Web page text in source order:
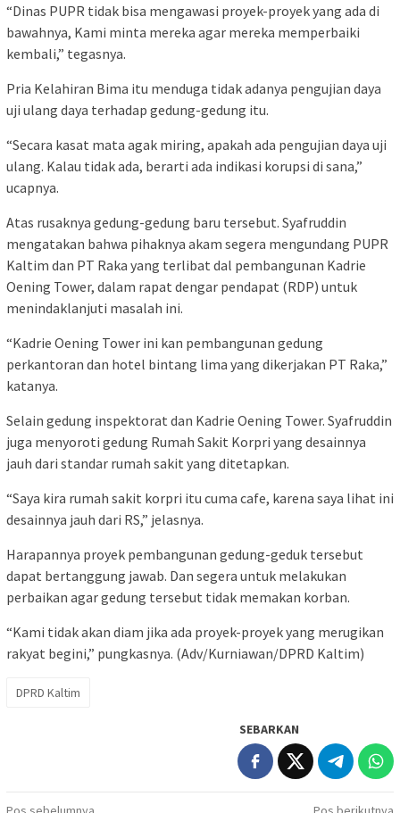
“Dinas PUPR tidak bisa mengawasi proyek-proyek yang ada di
bawahnya, Kami minta mereka agar mereka memperbaiki
kembali,” tegasnya.
Pria Kelahiran Bima itu menduga tidak adanya pengujian daya
uji ulang daya terhadap gedung-gedung itu.
“Secara kasat mata agak miring, apakah ada pengujian daya uji
ulang. Kalau tidak ada, berarti ada indikasi korupsi di sana,”
ucapnya.
Atas rusaknya gedung-gedung baru tersebut. Syafruddin
mengatakan bahwa pihaknya akam segera mengundang PUPR
Kaltim dan PT Raka yang terlibat dal pembangunan Kadrie
Oening Tower, dalam rapat dengar pendapat (RDP) untuk
menindaklanjuti masalah ini.
“Kadrie Oening Tower ini kan pembangunan gedung
perkantoran dan hotel bintang lima yang dikerjakan PT Raka,”
katanya.
Selain gedung inspektorat dan Kadrie Oening Tower. Syafruddin
juga menyoroti gedung Rumah Sakit Korpri yang desainnya
jauh dari standar rumah sakit yang ditetapkan.
“Saya kira rumah sakit korpri itu cuma cafe, karena saya lihat ini
desainnya jauh dari RS,” jelasnya.
Harapannya proyek pembangunan gedung-geduk tersebut
dapat bertanggung jawab. Dan segera untuk melakukan
perbaikan agar gedung tersebut tidak memakan korban.
“Kami tidak akan diam jika ada proyek-proyek yang merugikan
rakyat begini,” pungkasnya. (Adv/Kurniawan/DPRD Kaltim)
DPRD Kaltim
SEBARKAN